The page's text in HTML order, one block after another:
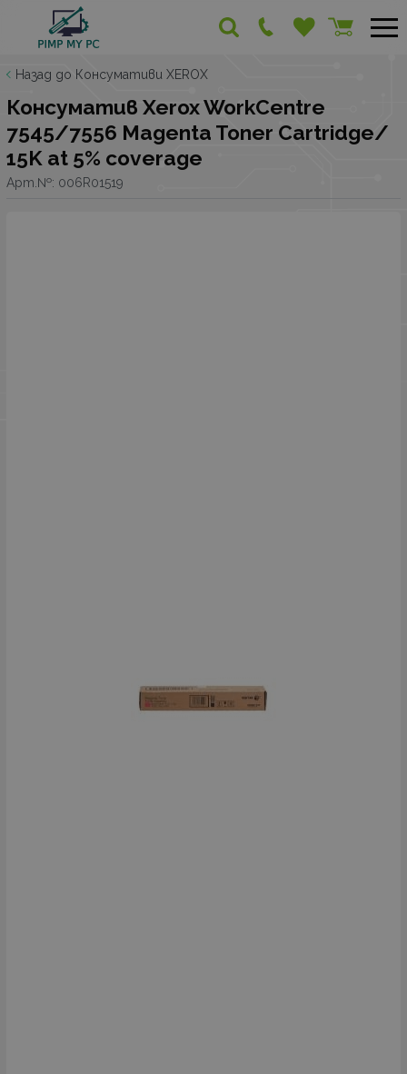
Назад до Консумативи XEROX
Консуматив Xerox WorkCentre
7545/7556 Magenta Toner Cartridge/
15K at 5% coverage
Арт.№: 006R01519